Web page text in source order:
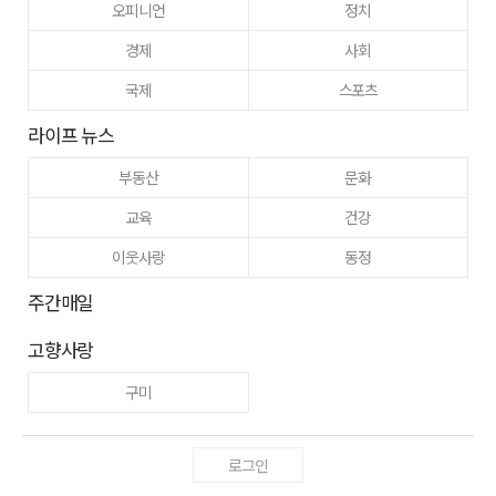
오피니언
정치
경제
사회
국제
스포츠
라이프 뉴스
부동산
문화
교육
건강
이웃사랑
동정
주간매일
고향사랑
구미
로그인